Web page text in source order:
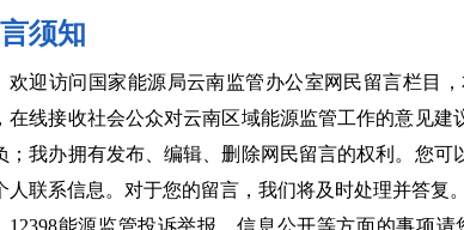
须知
欢迎访问国家能源局云南监管办公室网民留言栏目
在线接收社会公众对云南区域能源监管工作的意见
；我办拥有发布、编辑、删除网民留言的权利。您
人联系信息。对于您的留言，我们将及时处理并答复。
12398能源监管投诉举报、信息公开等方面的事项